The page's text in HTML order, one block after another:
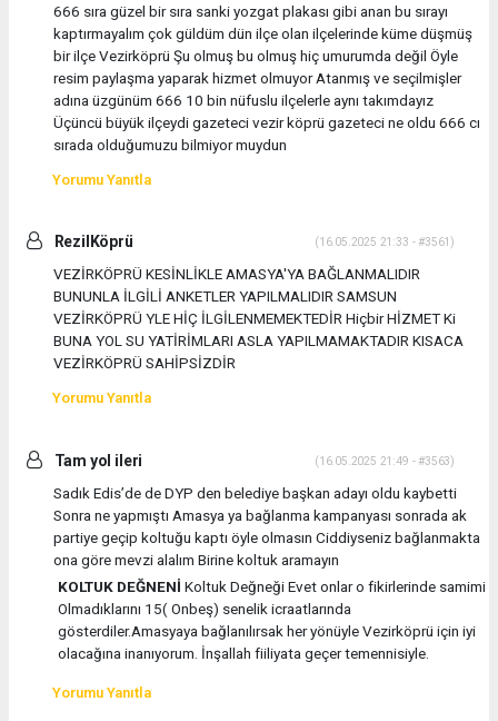
666 sıra güzel bir sıra sanki yozgat plakası gibi anan bu sırayı
kaptırmayalım çok güldüm dün ilçe olan ilçelerinde küme düşmüş
bir ilçe Vezirköprü Şu olmuş bu olmuş hiç umurumda değil Öyle
resim paylaşma yaparak hizmet olmuyor Atanmış ve seçilmişler
adına üzgünüm 666 10 bin nüfuslu ilçelerle aynı takımdayız
Üçüncü büyük ilçeydi gazeteci vezir köprü gazeteci ne oldu 666 cı
sırada olduğumuzu bilmiyor muydun
Yorumu Yanıtla
RezilKöprü (16.05.2025 21:33 - #3561)
VEZİRKÖPRÜ KESİNLİKLE AMASYA'YA BAĞLANMALIDIR
BUNUNLA İLGİLİ ANKETLER YAPILMALIDIR SAMSUN
VEZİRKÖPRÜ YLE HİÇ İLGİLENMEMEKTEDİR Hiçbir HİZMET Ki
BUNA YOL SU YATİRİMLARI ASLA YAPILMAMAKTADIR KISACA
VEZİRKÖPRÜ SAHİPSİZDİR
Yorumu Yanıtla
Tam yol ileri (16.05.2025 21:49 - #3563)
Sadık Edis’de de DYP den belediye başkan adayı oldu kaybetti
Sonra ne yapmıştı Amasya ya bağlanma kampanyası sonrada ak
partiye geçip koltuğu kaptı öyle olmasın Ciddiyseniz bağlanmakta
ona göre mevzi alalım Birine koltuk aramayın
KOLTUK DEĞNENİ Koltuk Değneği Evet onlar o fikirlerinde samimi
Olmadıklarını 15( Onbeş) senelik icraatlarında
gösterdiler.Amasyaya bağlanılırsak her yönüyle Vezirköprü için iyi
olacağına inanıyorum. İnşallah fiiliyata geçer temennisiyle.
Yorumu Yanıtla